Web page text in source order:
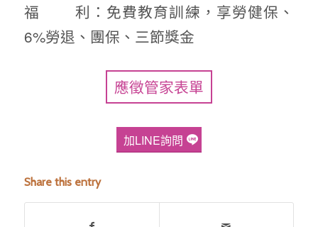
福 利：免費教育訓練，享勞健保、
6%勞退、團保、三節獎金
應徵管家表單
加LINE詢問
Share this entry